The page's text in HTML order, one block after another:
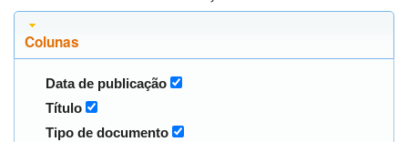
Colunas
Data de publicação
Título
Tipo de documento